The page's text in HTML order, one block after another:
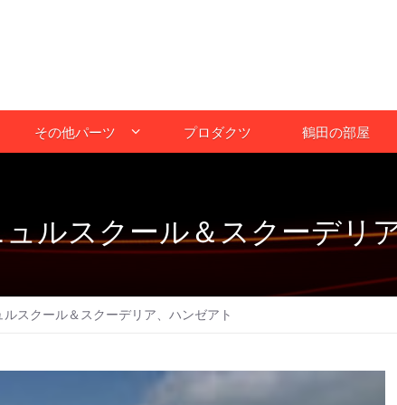
その他パーツ プロダクツ 鶴田の部屋
ルスクール＆スクーデリ
スクール＆スクーデリア、ハンゼアト